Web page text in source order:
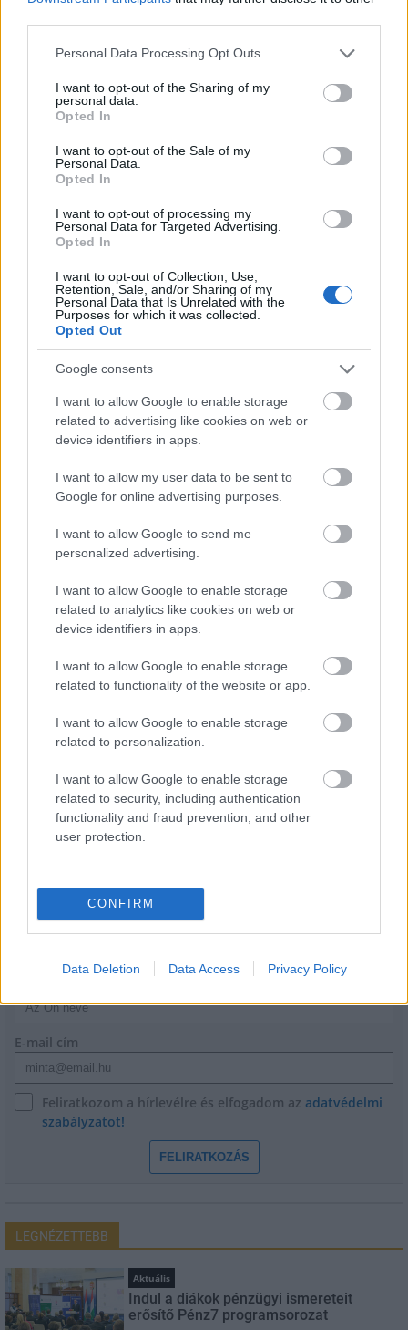
Please note that this website/app uses one or more Google
not limited to your visit or usage behaviour. You may click to
grant or deny consent to Google and its third-party tags to
use your data for below specified purposes in below Google
consent section.
Personal Data Processing Opt Outs
I want to opt-out of the Sharing of my
personal data.
Opted In
I want to opt-out of the Sale of my
Personal Data.
Opted In
I want to opt-out of processing my
Personal Data for Targeted Advertising.
Opted In
I want to opt-out of Collection, Use,
Retention, Sale, and/or Sharing of my
Personal Data that Is Unrelated with the
Purposes for which it was collected.
Opted Out
Google consents
I want to allow Google to enable storage
related to advertising like cookies on web or
device identifiers in apps.
I want to allow my user data to be sent to
Google for online advertising purposes.
I want to allow Google to send me
personalized advertising.
I want to allow Google to enable storage
related to analytics like cookies on web or
device identifiers in apps.
I want to allow Google to enable storage
related to functionality of the website or app.
I want to allow Google to enable storage
related to personalization.
I want to allow Google to enable storage
related to security, including authentication
functionality and fraud prevention, and other
user protection.
CONFIRM
Data Deletion Data Access Privacy Policy
műemlékfelújítás
Történelmi táj, amelynek minden köve mesél –
megújul a tatai Angolkert
A projekt részeként megújulnak a területen található
műemlékek, köztük a különleges Műromok, valamint a közeli
Várkanyarban álló Nepomuki Szent János híd és szobor is.
M1 bővítés: már zajlik a teljesen új
Bicske Kelet csomópont építése
Új gyalogosátkelők és jelzőlámpás
csomópont épül Angyalföldön
Másfélszeresére bővítik
iskoláját
Látványos építési szakasz indult be a
Flórián téri felüljárón
HÍRLEVÉL
E-mail cím
Feliratkozom a hírlevélre és elfogadom az adatvédelmi
szabályzatot!
FELIRATKOZÁS
LEGNÉZETTEBB
Aktuális
Indul a diákok pénzügyi ismereteit
erősítő Pénz7 programsorozat